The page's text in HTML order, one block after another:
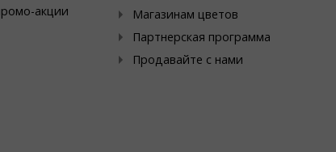
акции
Магазинам цветов
Партнерская программа
Продавайте с нами